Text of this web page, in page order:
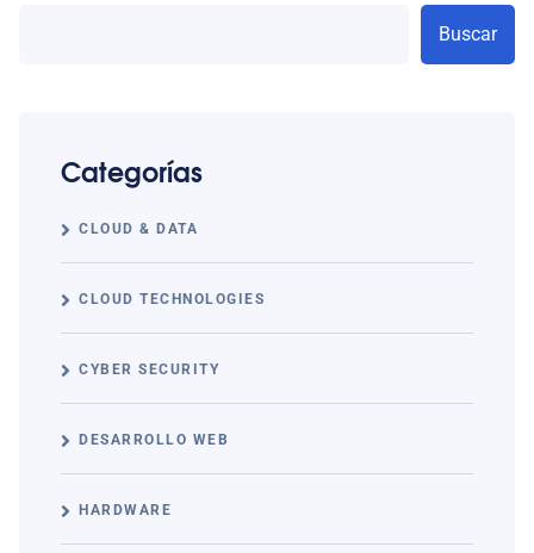
Buscar
Categorías
CLOUD & DATA
CLOUD TECHNOLOGIES
CYBER SECURITY
DESARROLLO WEB
HARDWARE